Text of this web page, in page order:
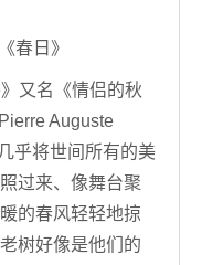
春日》
又名《情侣的秋
Auguste
乎将世间所有的美
过来、像舞台聚
的春风轻轻地掠
树好像是他们的